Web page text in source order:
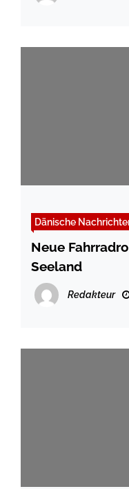
Dänische
Neue
Seeland
Redakteur